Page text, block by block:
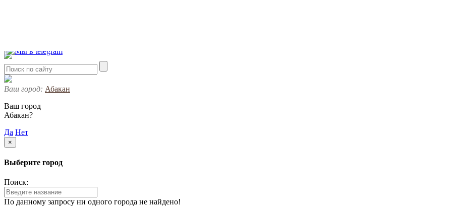
Ваш город: Абакан
Ваш город
Абакан?
Да Нет
×
Выберите город
Поиск:
По данному запросу ни одного города не найдено!